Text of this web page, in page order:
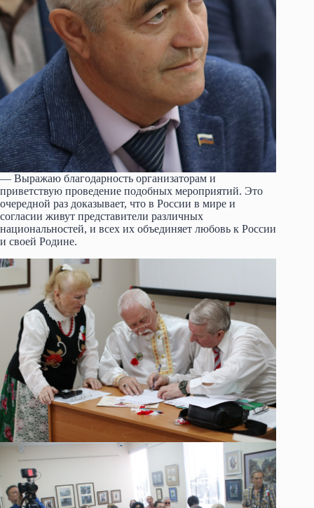
— Выражаю благодарность организаторам и
приветствую проведение подобных мероприятий. Это
очередной раз доказывает, что в России в мире и
согласии живут представители различных
национальностей, и всех их объединяет любовь к России
и своей Родине.